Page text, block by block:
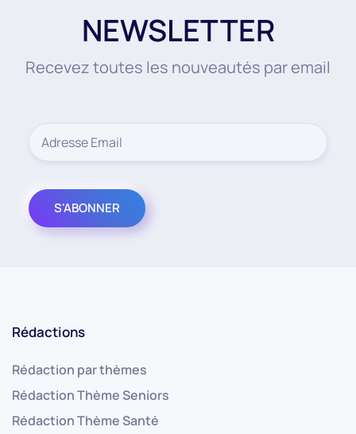
NEWSLETTER
Recevez toutes les nouveautés par email
Rédactions
Rédaction par thèmes
Rédaction Thème Seniors
Rédaction Thème Santé